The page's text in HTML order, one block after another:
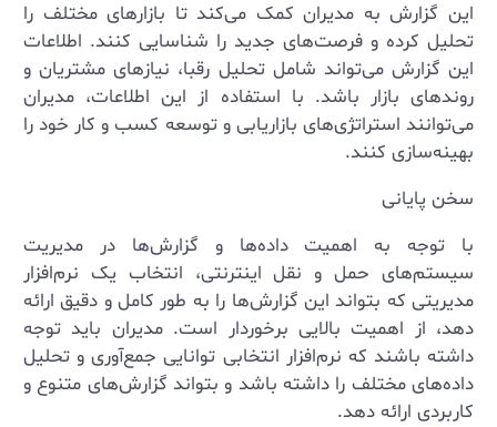
این گزارش به مدیران کمک می‌کند تا بازارهای مختلف را
تحلیل کرده و فرصت‌های جدید را شناسایی کنند. اطلاعات
این گزارش می‌تواند شامل تحلیل رقبا، نیازهای مشتریان و
روندهای بازار باشد. با استفاده از این اطلاعات، مدیران
می‌توانند استراتژی‌های بازاریابی و توسعه کسب و کار خود را
بهینه‌سازی کنند.
سخن پایانی
با توجه به اهمیت داده‌ها و گزارش‌ها در مدیریت
سیستم‌های حمل و نقل اینترنتی، انتخاب یک نرم‌افزار
مدیریتی که بتواند این گزارش‌ها را به طور کامل و دقیق ارائه
دهد، از اهمیت بالایی برخوردار است. مدیران باید توجه
داشته باشند که نرم‌افزار انتخابی توانایی جمع‌آوری و تحلیل
داده‌های مختلف را داشته باشد و بتواند گزارش‌های متنوع و
کاربردی ارائه دهد.